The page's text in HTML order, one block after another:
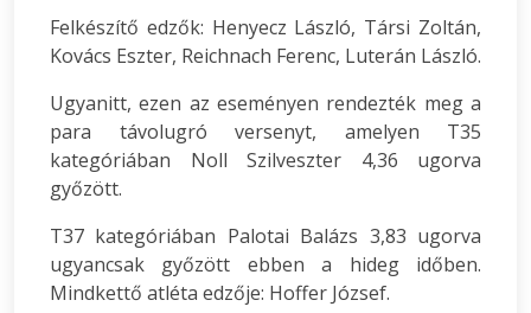
Felkészítő edzők: Henyecz László, Társi Zoltán,
Kovács Eszter, Reichnach Ferenc, Luterán László.
Ugyanitt, ezen az eseményen rendezték meg a
para távolugró versenyt, amelyen T35
kategóriában Noll Szilveszter 4,36 ugorva
győzött.
T37 kategóriában Palotai Balázs 3,83 ugorva
ugyancsak győzött ebben a hideg időben.
Mindkettő atléta edzője: Hoffer József.